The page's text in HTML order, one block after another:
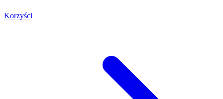
Korzyści